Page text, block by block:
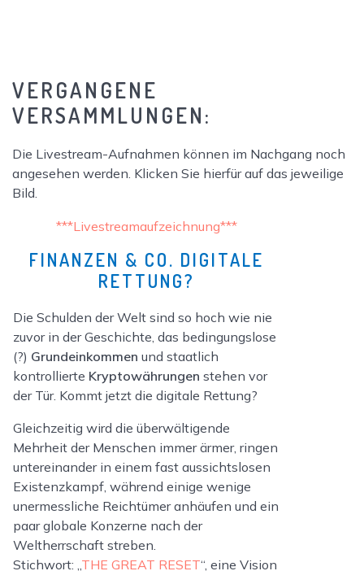
VERGANGENE
VERSAMMLUNGEN:
Die Livestream-Aufnahmen können im Nachgang noch
angesehen werden. Klicken Sie hierfür auf das jeweilige
Bild.
***Livestreamaufzeichnung***
FINANZEN & CO. DIGITALE
RETTUNG?
Die Schulden der Welt sind so hoch wie nie
zuvor in der Geschichte, das bedingungslose
(?) Grundeinkommen und staatlich
kontrollierte Kryptowährungen stehen vor
der Tür. Kommt jetzt die digitale Rettung?
Gleichzeitig wird die überwältigende
Mehrheit der Menschen immer ärmer, ringen
untereinander in einem fast aussichtslosen
Existenzkampf, während einige wenige
unermessliche Reichtümer anhäufen und ein
paar globale Konzerne nach der
Weltherrschaft streben.
Stichwort: „THE GREAT RESET“, eine Vision